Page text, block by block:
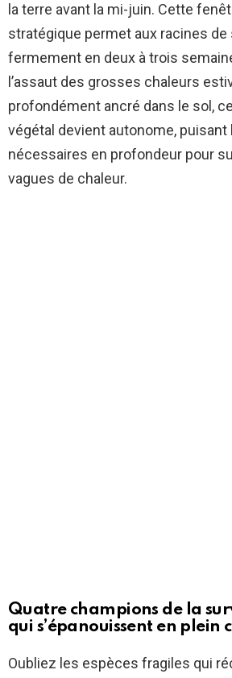
la terre avant la mi-juin. Cette
stratégique permet aux racines de
fermement en deux à trois
l’assaut des grosses chaleurs
profondément ancré dans le sol,
végétal devient autonome,
nécessaires en profondeur pour
vagues de chaleur.
Quatre champions de la
qui s’épanouissent en plein
Oubliez les espèces fragiles qui